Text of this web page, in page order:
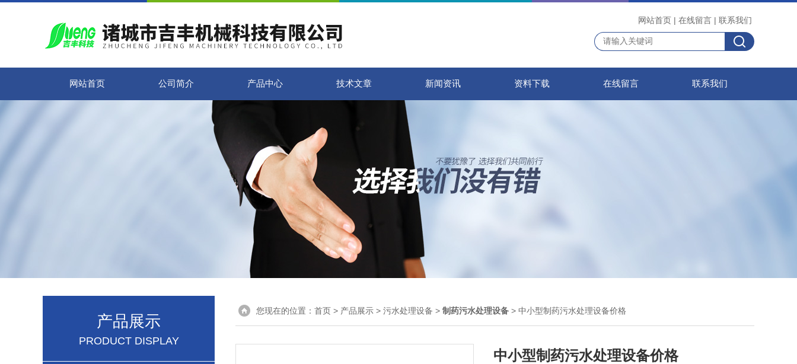
网站首页 | 在线留言 | 联系我们
网站首页 公司简介 产品中心 技术文章 新闻资讯 资料下载 在线留言 联系我们
产品展示
PRODUCT DISPLAY
您现在的位置： 首页 > 产品展示 > 污水处理设备 > 制药污水处理设备 > 中小型制药污水处理设备价格
中小型制药污水处理设备价格